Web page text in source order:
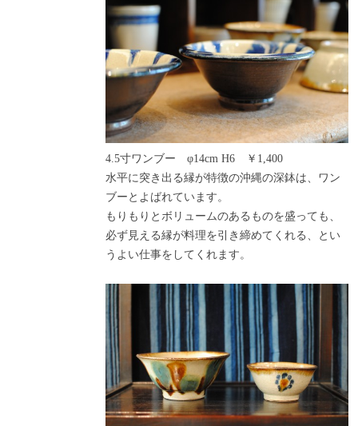
4.5寸ワンブー φ14cm H6 ￥1,400
水平に突き出る縁が特徴の沖縄の深鉢は、ワン
ブーとよばれています。
もりもりとボリュームのあるものを盛っても、
必ず見える縁が料理を引き締めてくれる、とい
うよい仕事をしてくれます。